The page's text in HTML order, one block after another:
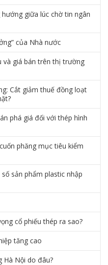
giữa lúc chờ tin ngân
của Nhà nước
và giá bán trên thị trường
Cắt giảm thuế đồng loạt
phá giá đối với thép hình
phăng mục tiêu kiểm
sản phẩm plastic nhập
cổ phiếu thép ra sao?
tăng cao
Hà Nội do đâu?